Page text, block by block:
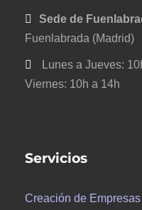
Sede de
Fuenlabrada (Madrid)
Lunes a Jueves:
Viernes: 10h a 14h
Servicios
Creación de